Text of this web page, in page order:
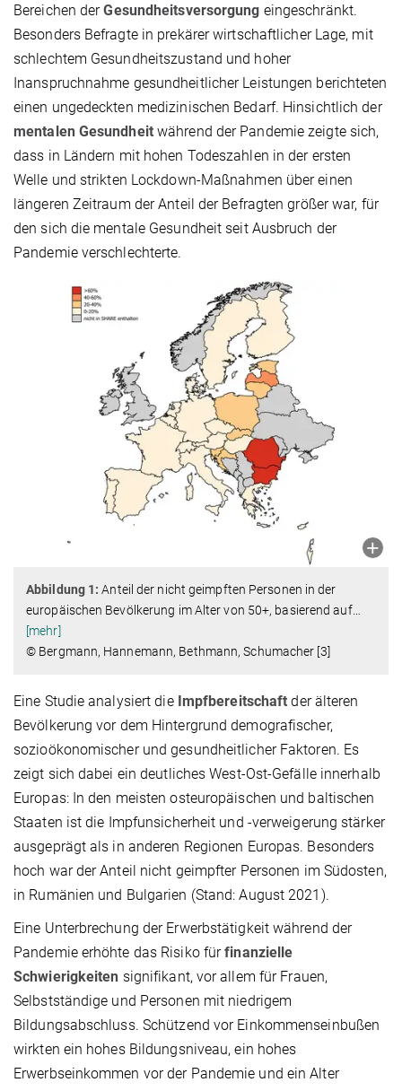
Bereichen derGesundheitsversorgung eingeschränkt.
Besonders Befragte in prekärer wirtschaftlicher Lage, mit
schlechtem Gesundheitszustand und hoher
Inanspruchnahme gesundheitlicher Leistungen berichteten
einen ungedeckten medizinischen Bedarf. Hinsichtlich der
mentalen Gesundheitwährend der Pandemie zeigte sich,
dass in Ländern mit hohen Todeszahlen in der ersten
Welle und strikten Lockdown-Maßnahmen über einen
längeren Zeitraum der Anteil der Befragten größer war, für
den sich die mentale Gesundheit seit Ausbruch der
Pandemie verschlechterte.
Abbildung 1: Anteil der nicht geimpften Personen in der
europäischen Bevölkerung im Alter von 50+, basierend auf…
[mehr]
© Bergmann, Hannemann, Bethmann, Schumacher [3]
Eine Studie analysiert die Impfbereitschaft der älteren
Bevölkerung vor dem Hintergrund demografischer,
sozioökonomischer und gesundheitlicher Faktoren. Es
zeigt sich dabei ein deutliches West-Ost-Gefälle innerhalb
Europas: In den meisten osteuropäischen und baltischen
Staaten ist die Impfunsicherheit und -verweigerung stärker
ausgeprägt als in anderen Regionen Europas. Besonders
hoch war der Anteil nicht geimpfter Personen im Südosten,
in Rumänien und Bulgarien (Stand: August 2021).
Eine Unterbrechung der Erwerbstätigkeit während der
Pandemie erhöhte das Risiko fürfinanzielle
Schwierigkeiten signifikant, vor allem für Frauen,
Selbstständige und Personen mit niedrigem
Bildungsabschluss. Schützend vor Einkommenseinbußen
wirkten ein hohes Bildungsniveau, ein hohes
Erwerbseinkommen vor der Pandemie und ein Alter